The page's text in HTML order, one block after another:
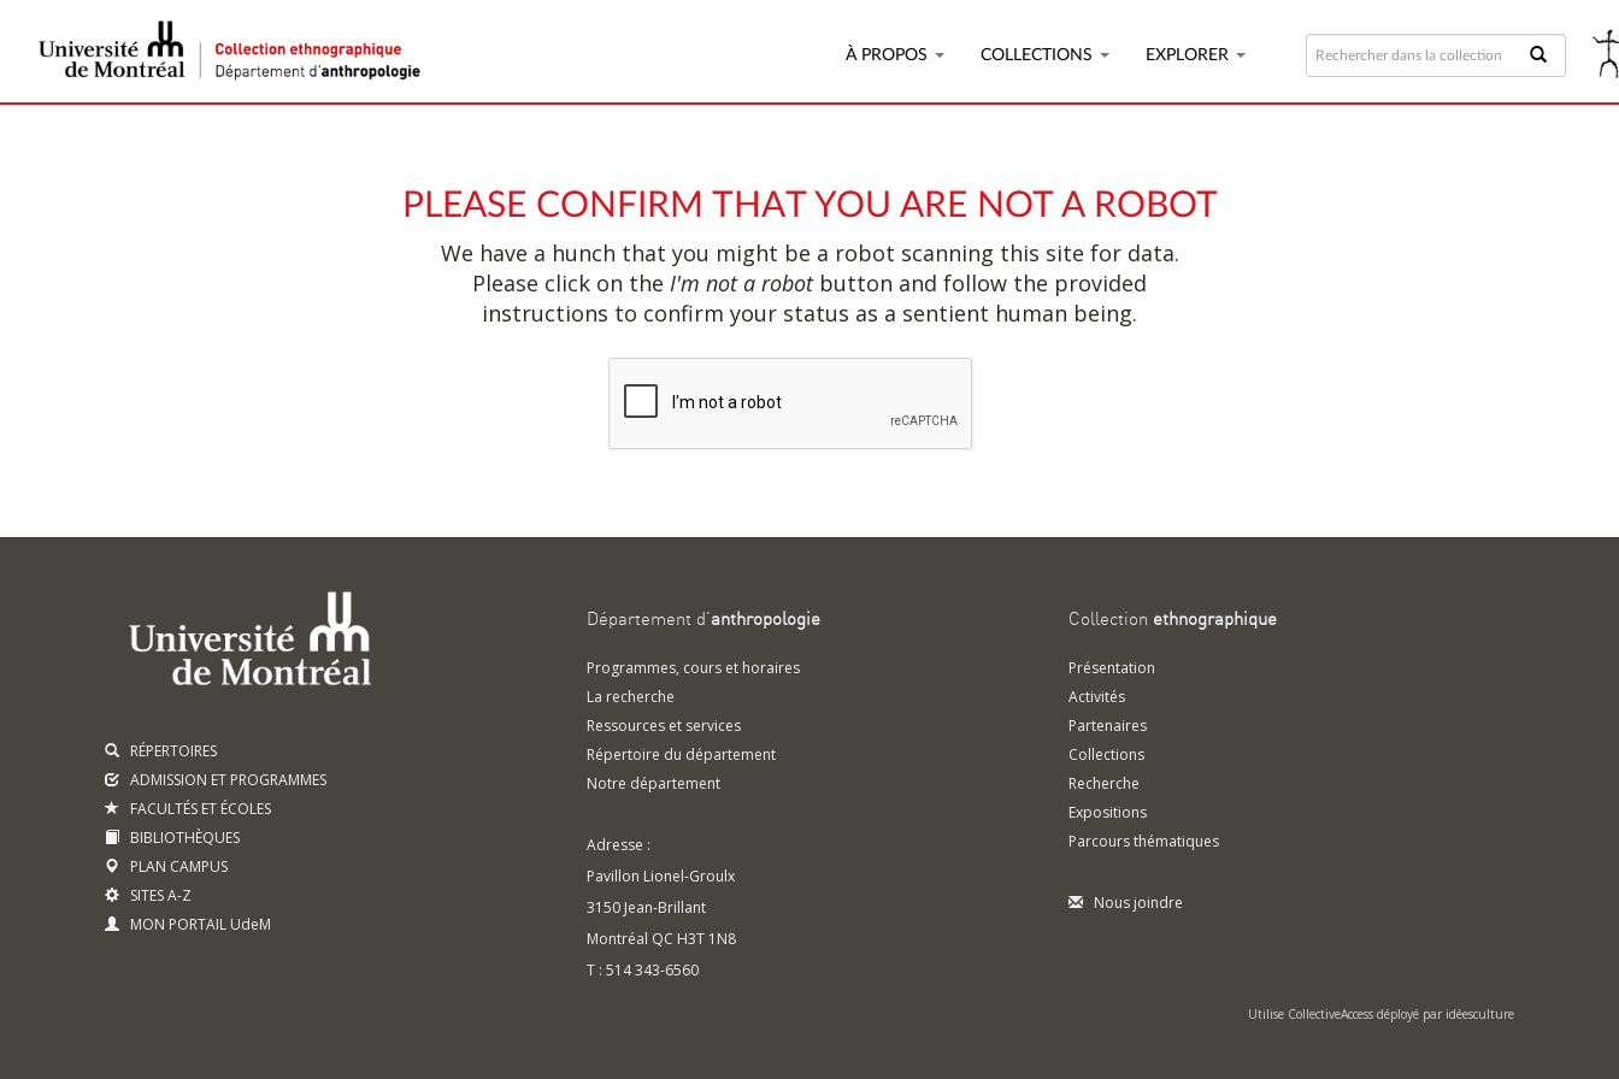
À PROPOS COLLECTIONS EXPLORER
PLEASE CONFIRM THAT YOU ARE NOT A ROBOT
We have a hunch that you might be a robot scanning this site for data.
Please click on the I'm not a robotbutton and follow the provided
instructions to confirm your status as a sentient human being.
RÉPERTOIRES
ADMISSION ET PROGRAMMES
FACULTÉS ET ÉCOLES
BIBLIOTHÈQUES
PLAN CAMPUS
SITES A-Z
MON PORTAIL UdeM
Département d'anthropologie
Programmes, cours et horaires
La recherche
Ressources et services
Répertoire du département
Notre département
Adresse :
Pavillon Lionel-Groulx
3150 Jean-Brillant
Montréal QC H3T 1N8
T : 514 343-6560
Collection ethnographique
Présentation
Activités
Partenaires
Collections
Recherche
Expositions
Parcours thématiques
Nous joindre
Utilise CollectiveAccess déployé par idéesculture